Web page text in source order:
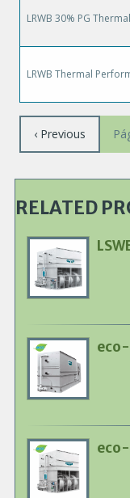
LRWB 30% PG
LRWB Thermal
Paginación
Página
‹ Previous
RELATED
Primary
Product
Image
Primary
Product
Image
eco-
Primary
Product
Image
eco-